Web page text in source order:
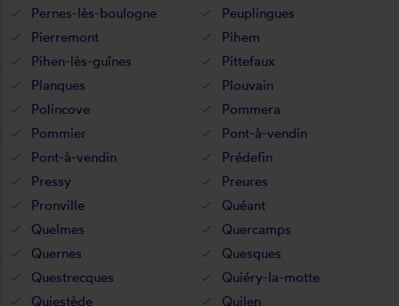
Pernes-lès-boulogne
Peuplingues
Pierremont
Pihem
Pihen-lès-guînes
Pittefaux
Planques
Plouvain
Polincove
Pommera
Pommier
Pont-à-vendin
Pont-à-vendin
Prédefin
Pressy
Preures
Pronville
Quéant
Quelmes
Quercamps
Quernes
Quesques
Questrecques
Quiéry-la-motte
Quiestède
Quilen